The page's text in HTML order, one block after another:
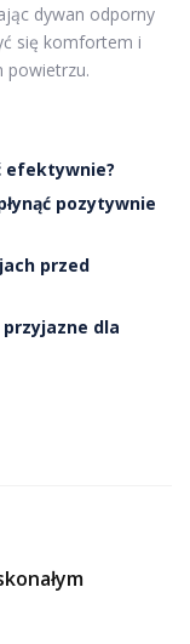
dywan odporny
się komfortem i
powietrzu.
efektywnie?
pozytywnie
przed
dla